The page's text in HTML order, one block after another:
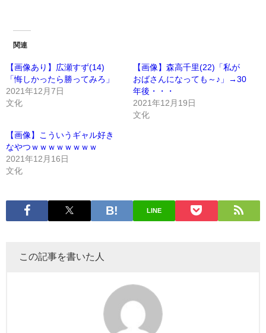
関連
【画像あり】広瀬すず(14)
「悔しかったら勝ってみろ」
2021年12月7日
文化
【画像】森高千里(22)「私が
おばさんになっても～♪」→30
年後・・・
2021年12月19日
文化
【画像】こういうギャル好き
なやつｗｗｗｗｗｗｗｗ
2021年12月16日
文化
LINE
この記事を書いた人